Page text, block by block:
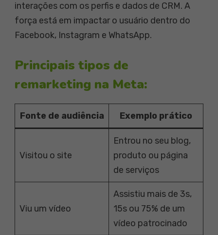
interações com os perfis e dados de CRM. A
força está em impactar o usuário dentro do
Facebook, Instagram e WhatsApp.
Principais tipos de
remarketing na Meta:
Fonte de audiência Exemplo prático
Visitou o site
Entrou no seu blog,
produto ou página
de serviços
Viu um vídeo
Assistiu mais de 3s,
15s ou 75% de um
vídeo patrocinado